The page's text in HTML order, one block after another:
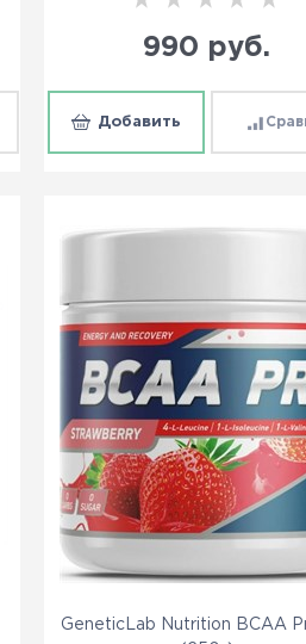
990 руб.
Добавить
GeneticLab Nutrition BCAA